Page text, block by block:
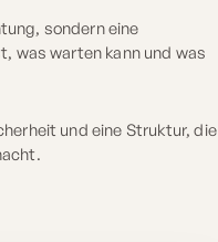
sondern eine
was warten kann und was
und eine Struktur, die